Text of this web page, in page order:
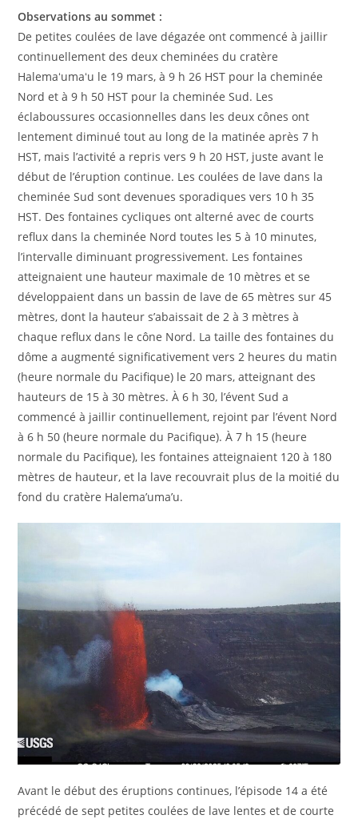
Observations au sommet :
De petites coulées de lave dégazée ont commencé à jaillir
continuellement des deux cheminées du cratère
Halemaʻumaʻu le 19 mars, à 9 h 26 HST pour la cheminée
Nord et à 9 h 50 HST pour la cheminée Sud. Les
éclaboussures occasionnelles dans les deux cônes ont
lentement diminué tout au long de la matinée après 7 h
HST, mais l’activité a repris vers 9 h 20 HST, juste avant le
début de l’éruption continue. Les coulées de lave dans la
cheminée Sud sont devenues sporadiques vers 10 h 35
HST. Des fontaines cycliques ont alterné avec de courts
reflux dans la cheminée Nord toutes les 5 à 10 minutes,
l’intervalle diminuant progressivement. Les fontaines
atteignaient une hauteur maximale de 10 mètres et se
développaient dans un bassin de lave de 65 mètres sur 45
mètres, dont la hauteur s’abaissait de 2 à 3 mètres à
chaque reflux dans le cône Nord. La taille des fontaines du
dôme a augmenté significativement vers 2 heures du matin
(heure normale du Pacifique) le 20 mars, atteignant des
hauteurs de 15 à 30 mètres. À 6 h 30, l’évent Sud a
commencé à jaillir continuellement, rejoint par l’évent Nord
à 6 h 50 (heure normale du Pacifique). À 7 h 15 (heure
normale du Pacifique), les fontaines atteignaient 120 à 180
mètres de hauteur, et la lave recouvrait plus de la moitié du
fond du cratère Halema’uma’u.
Avant le début des éruptions continues, l’épisode 14 a été
précédé de sept petites coulées de lave lentes et de courte